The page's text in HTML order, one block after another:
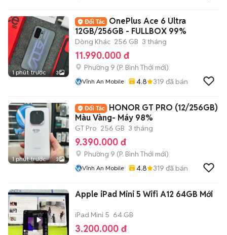
1 phút trước 3
OnePlus Ace 6 Ultra
12GB/256GB - FULLBOX 99%
Dòng Khác 256 GB 3 tháng
11.990.000 đ
Phường 9 (P. Bình Thới mới)
Vĩnh An Mobile 4.8 319 đã bán
1 phút trước 3
HONOR GT PRO (12/256GB)
Màu Vàng- Máy 98%
GT Pro 256 GB 3 tháng
9.390.000 đ
Phường 9 (P. Bình Thới mới)
Vĩnh An Mobile 4.8 319 đã bán
Apple iPad Mini 5 Wifi A12 64GB Mới
iPad Mini 5 64 GB
3.200.000 đ